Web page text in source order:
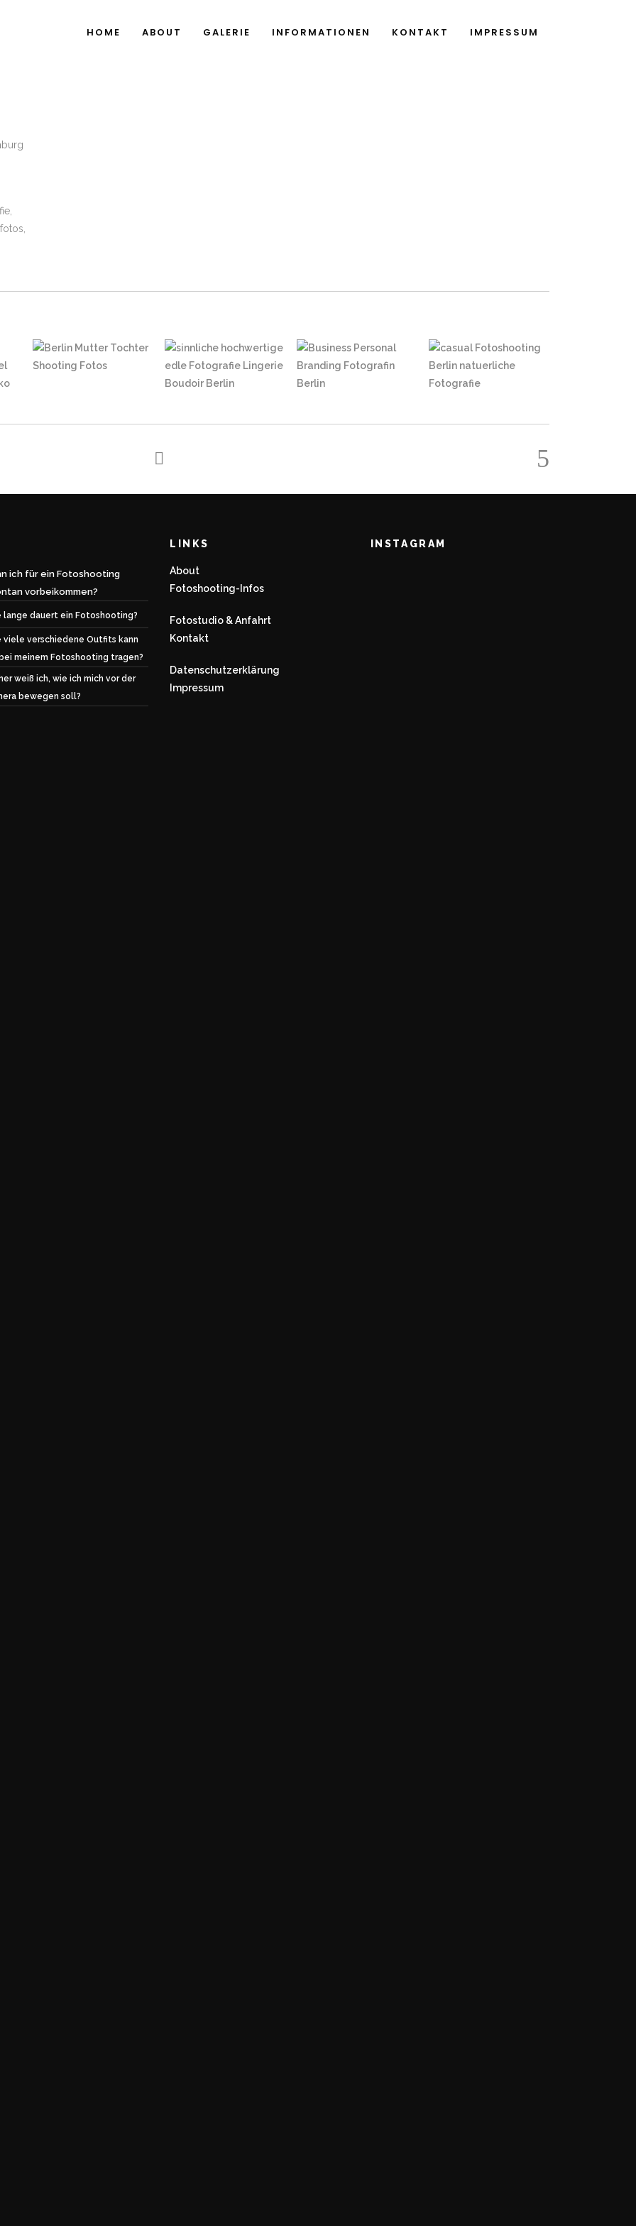
HOME ABOUT GALERIE INFORMATIONEN KONTAKT IMPRESSUM
ich für ein Fotoshooting
vorbeikommen?
lange dauert ein Fotoshooting?
viele verschiedene Outfits kann
meinem Fotoshooting tragen?
weiß ich, wie ich mich vor der
bewegen soll?
LINKS
About
Fotoshooting-Infos
Fotostudio & Anfahrt
Kontakt
Datenschutzerklärung
Impressum
INSTAGRAM